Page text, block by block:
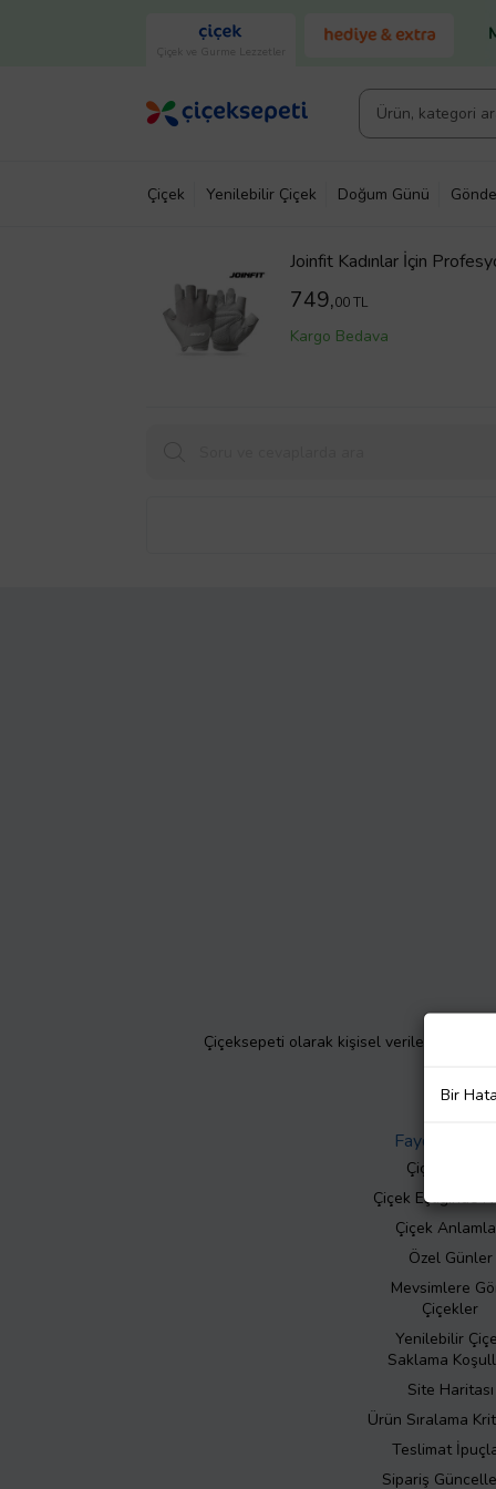
Çiçek ve Gurme Lezzetler
Çiçek Yenilebilir Çiçek Doğum Günü
Joinfit Kadınlar İçin
749,00 TL
Kargo Bedava
Çiçeksepeti olarak kişisel verilerinizin
Faydalı
Çiçek Bakımı
Çiçek Eşliğinde
Çiçek
Özel Günler
Mevsimlere
Çiçekler
Yenilebilir
Saklama
Site Haritası
Ürün Sıralama
Teslimat
Sipariş
Bir